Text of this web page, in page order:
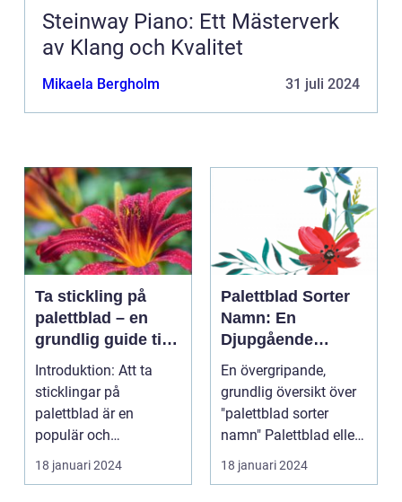
Steinway Piano: Ett Mästerverk
av Klang och Kvalitet
Mikaela Bergholm 31 juli 2024
Ta stickling på
palettblad – en
grundlig guide till
framgångsrik
förökning
Introduktion: Att ta
sticklingar på
palettblad är en
populär och
spännande metod för
att föröka och...
18 januari 2024
Palettblad Sorter
Namn: En
Djupgående
Översikt
En övergripande,
grundlig översikt över
"palettblad sorter
namn" Palettblad eller
Coleus är en popu...
18 januari 2024